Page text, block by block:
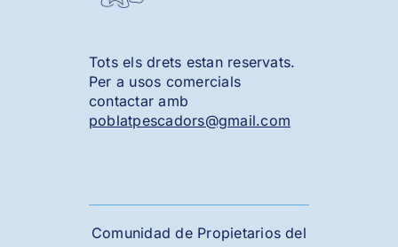
Tots els drets estan reservats.
Per a usos comercials
contactar amb
poblatpescadors@gmail.com
Comunidad de Propietarios del